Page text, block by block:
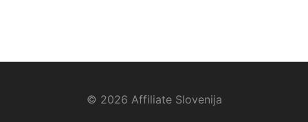
© 2026 Affiliate Slovenija